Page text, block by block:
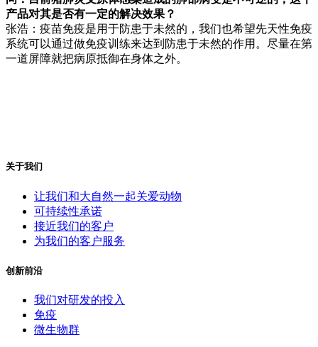
产品对其是否有一定的解决效果？
张浩：疫苗免疫是用于防患于未然的，我们也希望先天性免疫
系统可以通过做免疫训练来达到防患于未然的作用。尽量在第
一道屏障就把病原抵御在身体之外。
关于我们
让我们和大自然一起关爱动物
可持续性承诺
接近我们的客户
为我们的客户服务
创新前沿
我们对研发的投入
免疫
微生物群